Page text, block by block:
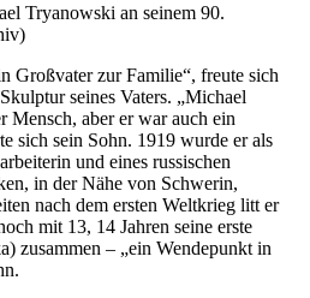
Tryanowski an seinem 90.
Großvater zur Familie“, freute sich
seines Vaters. „Michael
aber er war auch ein
sich sein Sohn. 1919 wurde er als
und eines russischen
in der Nähe von Schwerin,
nach dem ersten Weltkrieg litt er
mit 13, 14 Jahren seine erste
zusammen – „ein Wendepunkt in